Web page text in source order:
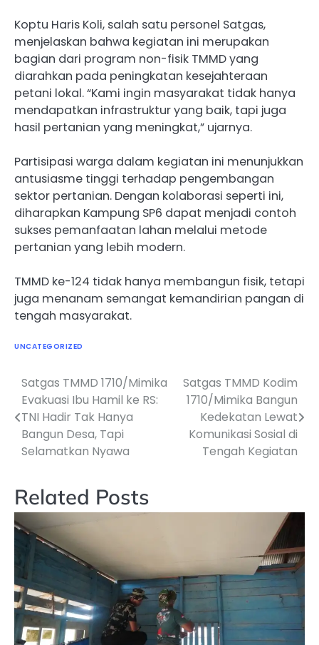
Koptu Haris Koli, salah satu personel Satgas,
menjelaskan bahwa kegiatan ini merupakan
bagian dari program non-fisik TMMD yang
diarahkan pada peningkatan kesejahteraan
petani lokal. “Kami ingin masyarakat tidak hanya
mendapatkan infrastruktur yang baik, tapi juga
hasil pertanian yang meningkat,” ujarnya.
Partisipasi warga dalam kegiatan ini menunjukkan
antusiasme tinggi terhadap pengembangan
sektor pertanian. Dengan kolaborasi seperti ini,
diharapkan Kampung SP6 dapat menjadi contoh
sukses pemanfaatan lahan melalui metode
pertanian yang lebih modern.
TMMD ke-124 tidak hanya membangun fisik, tetapi
juga menanam semangat kemandirian pangan di
tengah masyarakat.
UNCATEGORIZED
Navigasi
pos
Satgas TMMD 1710/Mimika
Evakuasi Ibu Hamil ke RS:
TNI Hadir Tak Hanya
Bangun Desa, Tapi
Selamatkan Nyawa
Satgas TMMD Kodim
1710/Mimika Bangun
Kedekatan Lewat
Komunikasi Sosial di
Tengah Kegiatan
Related Posts